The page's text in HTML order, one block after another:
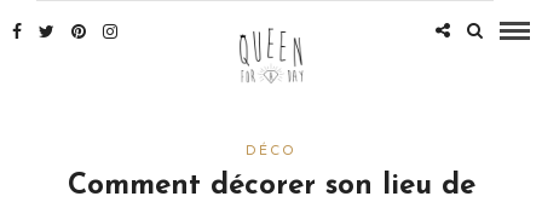
DÉCO
Comment décorer son lieu de